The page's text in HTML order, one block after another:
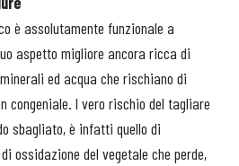
è assolutamente funzionale a
aspetto migliore ancora ricca di
ed acqua che rischiano di
congeniale. l vero rischio del tagliare
sbagliato, è infatti quello di
ossidazione del vegetale che perde,